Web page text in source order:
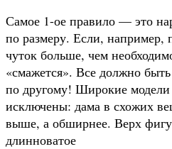
Самое 1-ое правило — это
по размеру. Если,
чуток больше, чем
«смажется». Все должно
по другому! Широкие
исключены: дама в схожих
выше, а обширнее. Верх
длинноватое